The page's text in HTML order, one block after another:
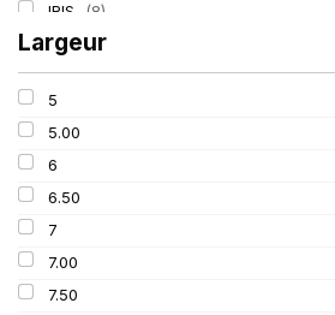
IRIS
(8)
ITALMATIC
KLEBER (116)
LASSA
MICHELIN
MITAS
Mondolfo ferro
PIRELLI
PROMETEON
SCHRADER
Largeur
5
5.00
6
6.50
7
7.00
7.50